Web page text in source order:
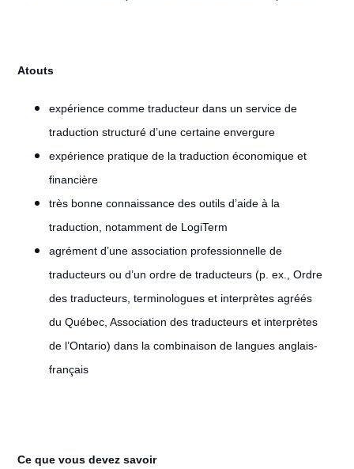
Atouts
expérience comme traducteur dans un service de
traduction structuré d’une certaine envergure
expérience pratique de la traduction économique et
financière
très bonne connaissance des outils d’aide à la
traduction, notamment de LogiTerm
agrément d’une association professionnelle de
traducteurs ou d’un ordre de traducteurs (p. ex., Ordre
des traducteurs, terminologues et interprètes agréés
du Québec, Association des traducteurs et interprètes
de l’Ontario) dans la combinaison de langues anglais-
français
Ce que vous devez savoir